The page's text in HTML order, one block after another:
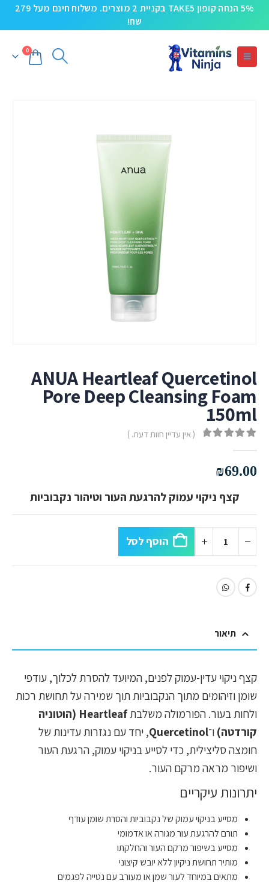
5% הנחה קופון TAKE5 בקניית 2 מוצרים. משלוח חינם מעל 279
שח!
0
ANUA Heartleaf Quercetinol
Pore Deep Cleansing Foam
150ml
( אין עדיין חוות דעת. )
₪69.00
קצף ניקוי עמוק להרגעת העור וטיהור נקבוביות
הוסף לסל
תיאור
קצף ניקוי עדין-עמוק לפנים, המיועד להסרת לכלוך, עודפי
שומן וזיהומים מתוך הנקבוביות תוך שמירה על תחושת רכות
ולחות בעור. הפורמולה משלבת
Heartleaf (הוטוניה
קורדטה)ו־Quercetinol, יחד עם נגזרות עדינות של
חומצה סליצילית, כדי לסייע בניקוי עמוק, הרגעת העור
ושיפור מראה מרקם העור.
יתרונות עיקריים
מסייע בניקוי עמוק של נקבוביות והסרת שומן עודף
תורם להרגעת עור מגורה או אדמומי
מסייע בשיפור מרקם העור והחלקתו
מותיר תחושת ניקיון ללא יובש קיצוני
מתאים במיוחד לעור שמן או מעורב עם נטייה לפגמים